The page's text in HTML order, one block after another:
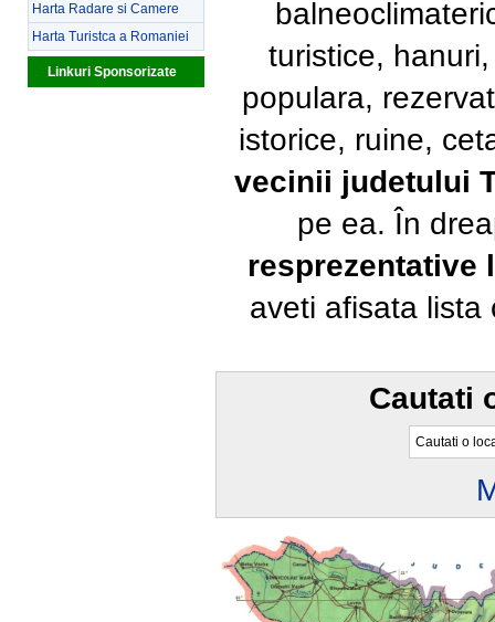
Harta Radare si Camere
Harta Turistca a Romaniei
Linkuri Sponsorizate
turistice,
populara,
istorice, ruine,
vecinii judetului
pe ea. În
resprezentative
aveti afisata
Cautati